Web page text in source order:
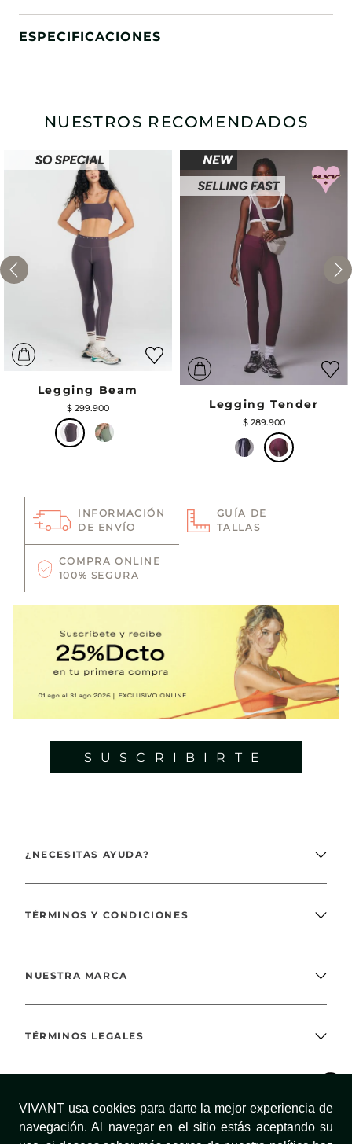
VIVANT usa cookies para darte la mejor experiencia de
navegación. Al navegar en el sitio estás aceptando su
ESPECIFICACIONES
NUESTROS RECOMENDADOS
Legging Beam
$ 299.900 Legging Tender
$ 289.900
INFORMACIÓN
DE ENVÍO
GUÍA DE
TALLAS
COMPRA ONLINE
100% SEGURA
SUSCRIBIRTE
¿NECESITAS AYUDA?
TÉRMINOS Y CONDICIONES
NUESTRA MARCA
TÉRMINOS LEGALES